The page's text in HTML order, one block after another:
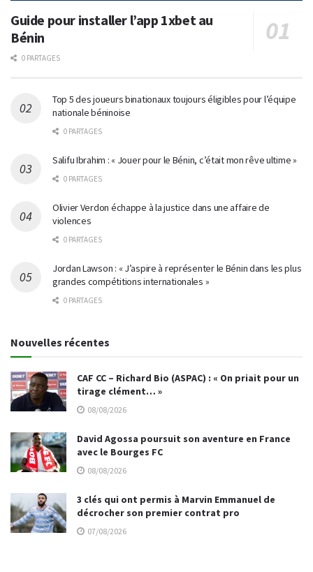
Guide pour installer l’app 1xbet au
Bénin
0 PARTAGES
Top 5 des joueurs binationaux toujours éligibles pour l’équipe
nationale béninoise
0 PARTAGES
Salifu Ibrahim : « Jouer pour le Bénin, c’était mon rêve ultime »
0 PARTAGES
Olivier Verdon échappe à la justice dans une affaire de
violences
0 PARTAGES
Jordan Lawson : « J’aspire à représenter le Bénin dans les plus
grandes compétitions internationales »
0 PARTAGES
Nouvelles récentes
CAF CC – Richard Bio (ASPAC) : « On priait pour un
tirage clément… »
08/08/2026
David Agossa poursuit son aventure en France
avec le Bourges FC
08/08/2026
3 clés qui ont permis à Marvin Emmanuel de
décrocher son premier contrat pro
07/08/2026